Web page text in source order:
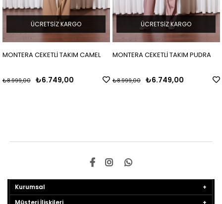
MONTERA CEKETLİ TAKIM CAMEL
₺6.749,00
₺8.999,00
ÜCRETSIZ KARGO
MONTERA CEKETLİ TAKIM PUDRA
₺6.749,00
₺8.999,00
ÜCRETSIZ KARGO
Kurumsal
Müşteri İlişkileri